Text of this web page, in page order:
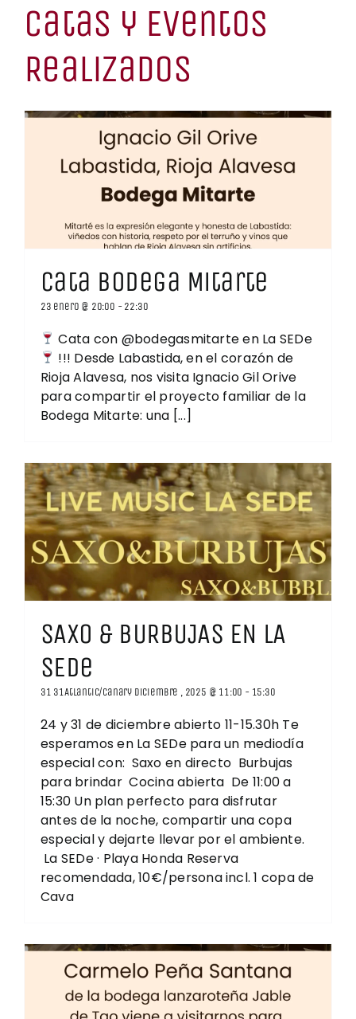
Catas y Eventos
Realizados
Cata Bodega Mitarte
23 enero @ 20:00 - 22:30
Cata con @bodegasmitarte en La SEDe
!!! Desde Labastida, en el corazón de
Rioja Alavesa, nos visita Ignacio Gil Orive
para compartir el proyecto familiar de la
Bodega Mitarte: una [...]
SAXO & BURBUJAS EN LA
SEDe
31 31Atlantic/Canary diciembre , 2025 @ 11:00 - 15:30
24 y 31 de diciembre abierto 11-15.30h Te
esperamos en La SEDe para un mediodía
especial con: Saxo en directo Burbujas
para brindar Cocina abierta De 11:00 a
15:30 Un plan perfecto para disfrutar
antes de la noche, compartir una copa
especial y dejarte llevar por el ambiente.
La SEDe · Playa Honda Reserva
recomendada, 10€/persona incl. 1 copa de
Cava